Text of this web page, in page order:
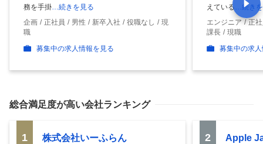
務を手掛 …続きを見る
企画
正社員 男性 新卒入社 役職なし
現
職
募集中の求人情報を見る
えている
…続き
エンジニア
正
課長
現職
募集中の求
総合満足度が高い会社ランキング
1 株式会社いーふらん 2 Apple